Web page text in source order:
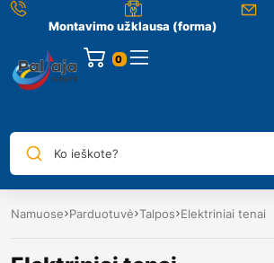
Montavimo užklausa (forma)
0
Ko ieškote?
Namuose Parduotuvė Talpos Elektriniai tenai